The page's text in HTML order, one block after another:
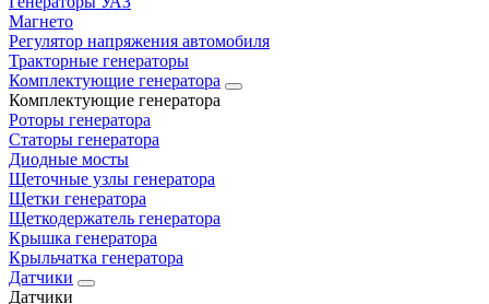
Магнето
Регулятор напряжения автомобиля
Тракторные генераторы
Комплектующие генератора
Комплектующие генератора
Роторы генератора
Статоры генератора
Диодные мосты
Щеточные узлы генератора
Щетки генератора
Щеткодержатель генератора
Крышка генератора
Крыльчатка генератора
Датчики
Датчики